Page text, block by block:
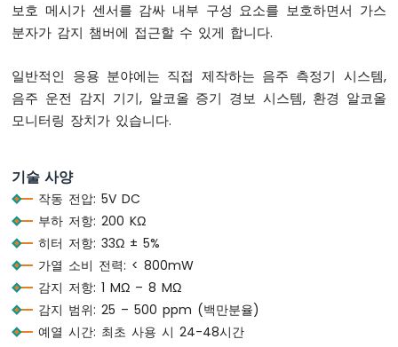
튼
-
운
스
아
노
나
노
ESP32
-
버
튼
-
긴
누
보호 메시가 센서를 감싸 내부 구성 요소를 보호하면서 가스
분자가 감지 챔버에 접근할 수 있게 합니다.
일반적인 응용 분야에는 직접 제작하는 음주 측정기 시스템,
음주 운전 감지 기기, 알코올 증기 경보 시스템, 환경 알코올
모니터링 장치가 있습니다.
기술 사양
작동 전압: 5V DC
부하 저항: 200 KΩ
히터 저항: 33Ω ± 5%
가열 소비 전력: < 800mW
감지 저항: 1 MΩ – 8 MΩ
감지 범위: 25 – 500 ppm (백만분율)
예열 시간: 최초 사용 시 24-48시간